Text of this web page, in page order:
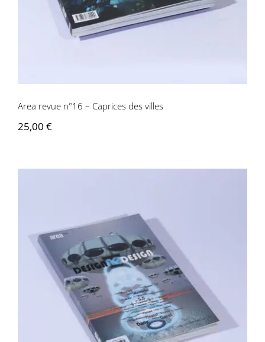
Area revue n°16 – Caprices des villes
25,00 €
Area revue n°15 – Design, no design